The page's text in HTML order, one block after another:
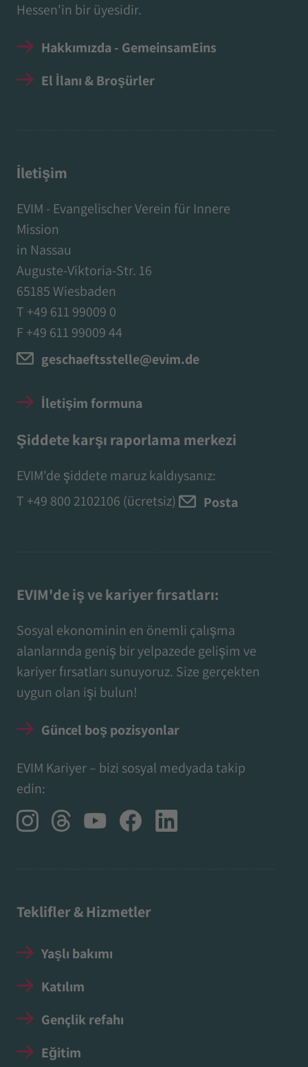
Hessen'in bir üyesidir.
Hakkımızda - GemeinsamEins
El İlanı & Broşürler
İletişim
EVIM - Evangelischer Verein für Innere
Mission
in Nassau
Auguste-Viktoria-Str. 16
65185 Wiesbaden
T +49 611 99009 0
F +49 611 99009 44
geschaeftsstelle@evim.de
İletişim formuna
Şiddete karşı raporlama merkezi
EVIM'de şiddete maruz kaldıysanız:
T +49 800 2102106 (ücretsiz) Posta
EVIM'de iş ve kariyer fırsatları:
Sosyal ekonominin en önemli çalışma
alanlarında geniş bir yelpazede gelişim ve
kariyer fırsatları sunuyoruz. Size gerçekten
uygun olan işi bulun!
Güncel boş pozisyonlar
EVIM Kariyer – bizi sosyal medyada takip
edin:
Teklifler & Hizmetler
Yaşlı bakımı
Katılım
Gençlik refahı
Eğitim